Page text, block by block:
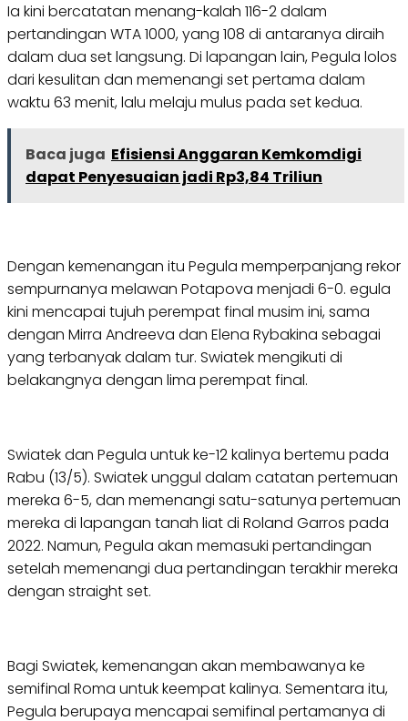
Ia kini bercatatan menang-kalah 116-2 dalam
pertandingan WTA 1000, yang 108 di antaranya diraih
dalam dua set langsung. Di lapangan lain, Pegula lolos
dari kesulitan dan memenangi set pertama dalam
waktu 63 menit, lalu melaju mulus pada set kedua.
Baca juga Efisiensi Anggaran Kemkomdigi
dapat Penyesuaian jadi Rp3,84 Triliun
Dengan kemenangan itu Pegula memperpanjang rekor
sempurnanya melawan Potapova menjadi 6-0. egula
kini mencapai tujuh perempat final musim ini, sama
dengan Mirra Andreeva dan Elena Rybakina sebagai
yang terbanyak dalam tur. Swiatek mengikuti di
belakangnya dengan lima perempat final.
Swiatek dan Pegula untuk ke-12 kalinya bertemu pada
Rabu (13/5). Swiatek unggul dalam catatan pertemuan
mereka 6-5, dan memenangi satu-satunya pertemuan
mereka di lapangan tanah liat di Roland Garros pada
2022. Namun, Pegula akan memasuki pertandingan
setelah memenangi dua pertandingan terakhir mereka
dengan straight set.
Bagi Swiatek, kemenangan akan membawanya ke
semifinal Roma untuk keempat kalinya. Sementara itu,
Pegula berupaya mencapai semifinal pertamanya di